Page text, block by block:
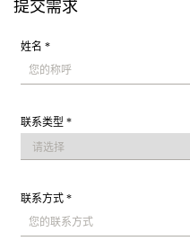
提交需求
姓名 *
联系类型 *
联系方式 *